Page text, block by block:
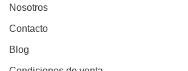
Nosotros
Contacto
Blog